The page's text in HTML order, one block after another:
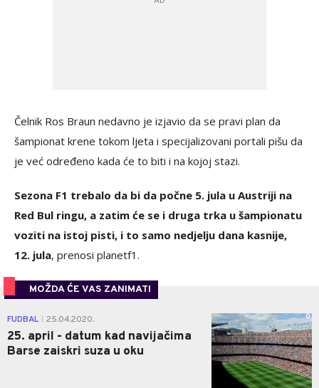
Čelnik Ros Braun nedavno je izjavio da se pravi plan da
šampionat krene tokom ljeta i specijalizovani portali pišu da
je već određeno kada će to biti i na kojoj stazi.
Sezona F1 trebalo da bi da počne 5. jula u Austriji na
Red Bul ringu, a zatim će se i druga trka u šampionatu
voziti na istoj pisti, i to samo nedjelju dana kasnije,
12. jula, prenosi planetf1.
MOŽDA ĆE VAS ZANIMATI
FUDBAL 25.04.2020.
25. april - datum kad navijačima
Barse zaiskri suza u oku
0